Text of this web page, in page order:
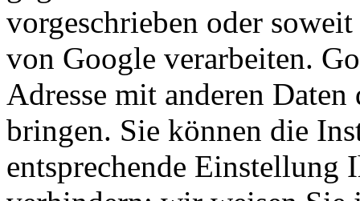
vorgeschrieben oder
von Google verarbeiten.
Adresse mit anderen
bringen. Sie können die
entsprechende Einstellung